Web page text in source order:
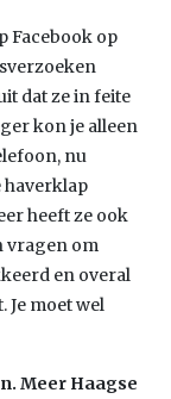
Facebook op
dat ze in feite
kon je alleen
nu
haverklap
heeft ze ook
vragen om
en overal
Je moet wel
Meer Haagse